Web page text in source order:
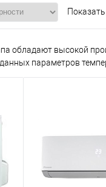
обладают высокой
параметров